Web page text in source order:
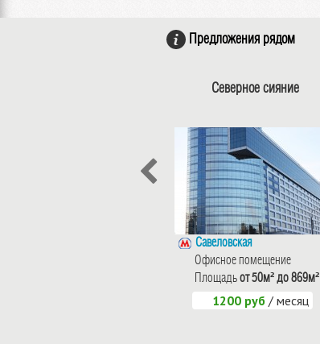
Предложения рядом
Северное сияние
Савеловская
Офисное помещение
Площадь от 50м² до 869м²
1200 руб / месяц